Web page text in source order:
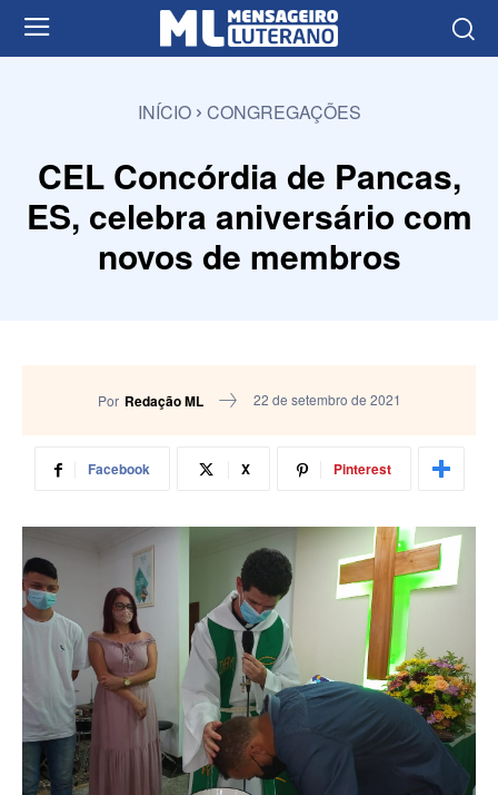
INÍCIO CONGREGAÇÕES
CEL Concórdia de Pancas,
ES, celebra aniversário com
novos de membros
Por Redação ML 22 de setembro de 2021
Facebook X Pinterest